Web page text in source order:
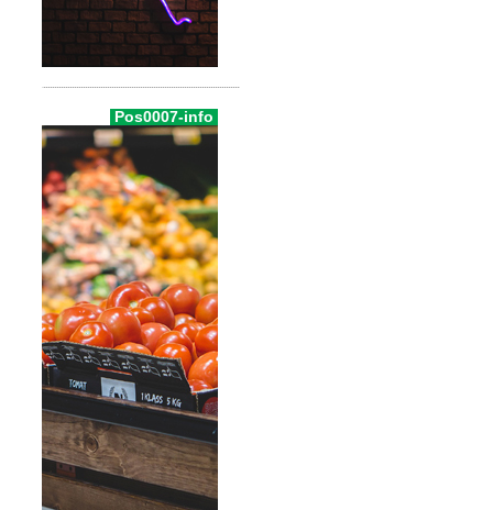
Pos0007-info